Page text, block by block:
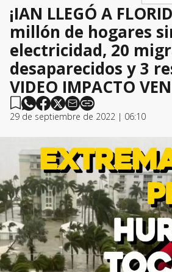
¡IAN LLEGÓ A
millón de hogares
electricidad, 20
desaparecidos y 3
VIDEO IMPACTO
29 de septiembre de 2022 | 06:10